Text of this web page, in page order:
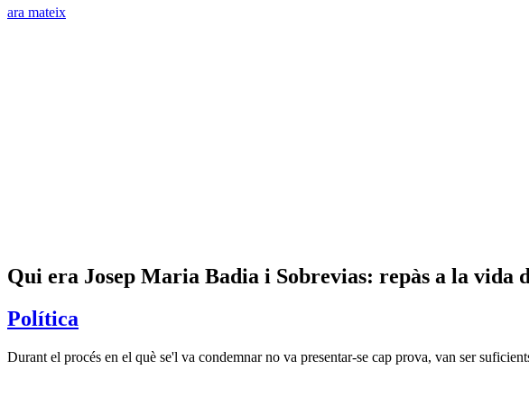
ara mateix
Qui era Josep Maria Badia i Sobrevias: repàs a la vida
Política
Durant el procés en el què se'l va condemnar no va presentar-se cap prova, van ser